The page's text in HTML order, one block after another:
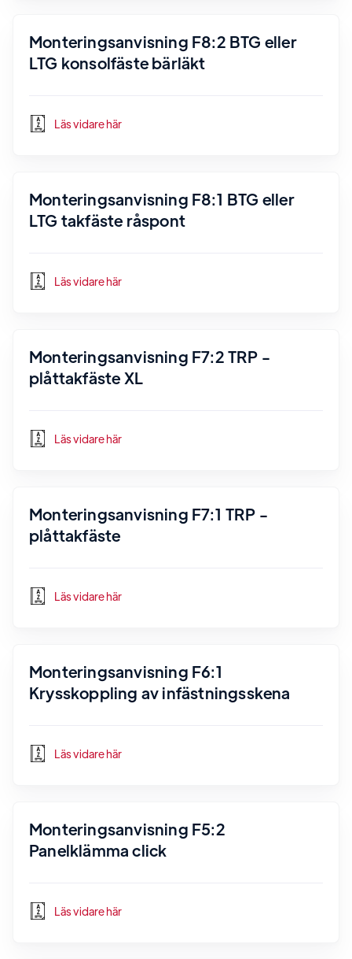
Monteringsanvisning F8:2 BTG eller
LTG konsolfäste bärläkt
Läs vidare här
Monteringsanvisning F8:1 BTG eller
LTG takfäste råspont
Läs vidare här
Monteringsanvisning F7:2 TRP -
plåttakfäste XL
Läs vidare här
Monteringsanvisning F7:1 TRP -
plåttakfäste
Läs vidare här
Monteringsanvisning F6:1
Krysskoppling av infästningsskena
Läs vidare här
Monteringsanvisning F5:2
Panelklämma click
Läs vidare här